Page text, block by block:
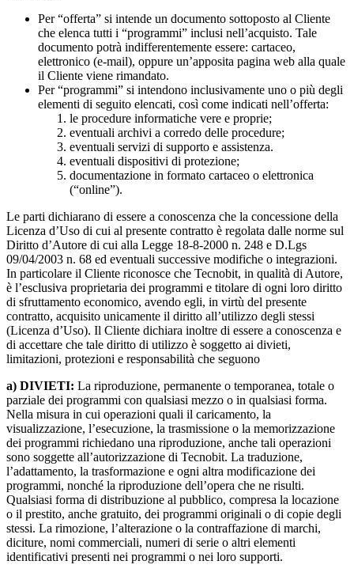
Per “offerta” si intende un documento sottoposto al Cliente
che elenca tutti i “programmi” inclusi nell’acquisto. Tale
documento potrà indifferentemente essere: cartaceo,
elettronico (e-mail), oppure un’apposita pagina web alla quale
il Cliente viene rimandato.
Per “programmi” si intendono inclusivamente uno o più degli
elementi di seguito elencati, così come indicati nell’offerta:
le procedure informatiche vere e proprie;
eventuali archivi a corredo delle procedure;
eventuali servizi di supporto e assistenza.
eventuali dispositivi di protezione;
documentazione in formato cartaceo o elettronica
(“online”).
Le parti dichiarano di essere a conoscenza che la concessione della
Licenza d’Uso di cui al presente contratto è regolata dalle norme sul
Diritto d’Autore di cui alla Legge 18-8-2000 n. 248 e D.Lgs
09/04/2003 n. 68 ed eventuali successive modifiche o integrazioni.
In particolare il Cliente riconosce che Tecnobit, in qualità di Autore,
è l’esclusiva proprietaria dei programmi e titolare di ogni loro diritto
di sfruttamento economico, avendo egli, in virtù del presente
contratto, acquisito unicamente il diritto all’utilizzo degli stessi
(Licenza d’Uso). Il Cliente dichiara inoltre di essere a conoscenza e
di accettare che tale diritto di utilizzo è soggetto ai divieti,
limitazioni, protezioni e responsabilità che seguono
a) DIVIETI: La riproduzione, permanente o temporanea, totale o
parziale dei programmi con qualsiasi mezzo o in qualsiasi forma.
Nella misura in cui operazioni quali il caricamento, la
visualizzazione, l’esecuzione, la trasmissione o la memorizzazione
dei programmi richiedano una riproduzione, anche tali operazioni
sono soggette all’autorizzazione di Tecnobit. La traduzione,
l’adattamento, la trasformazione e ogni altra modificazione dei
programmi, nonché la riproduzione dell’opera che ne risulti.
Qualsiasi forma di distribuzione al pubblico, compresa la locazione
o il prestito, anche gratuito, dei programmi originali o di copie degli
stessi. La rimozione, l’alterazione o la contraffazione di marchi,
diciture, nomi commerciali, numeri di serie o altri elementi
identificativi presenti nei programmi o nei loro supporti.